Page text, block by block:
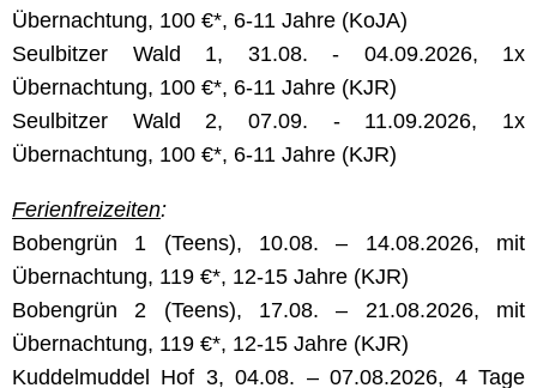
Übernachtung, 100 €*, 6-11 Jahre (KoJA)
Seulbitzer Wald 1, 31.08. - 04.09.2026, 1x
Übernachtung, 100 €*, 6-11 Jahre (KJR)
Seulbitzer Wald 2, 07.09. - 11.09.2026, 1x
Übernachtung, 100 €*, 6-11 Jahre (KJR)
Ferienfreizeiten:
Bobengrün 1 (Teens), 10.08. – 14.08.2026, mit
Übernachtung, 119 €*, 12-15 Jahre (KJR)
Bobengrün 2 (Teens), 17.08. – 21.08.2026, mit
Übernachtung, 119 €*, 12-15 Jahre (KJR)
Kuddelmuddel Hof 3, 04.08. – 07.08.2026, 4 Tage